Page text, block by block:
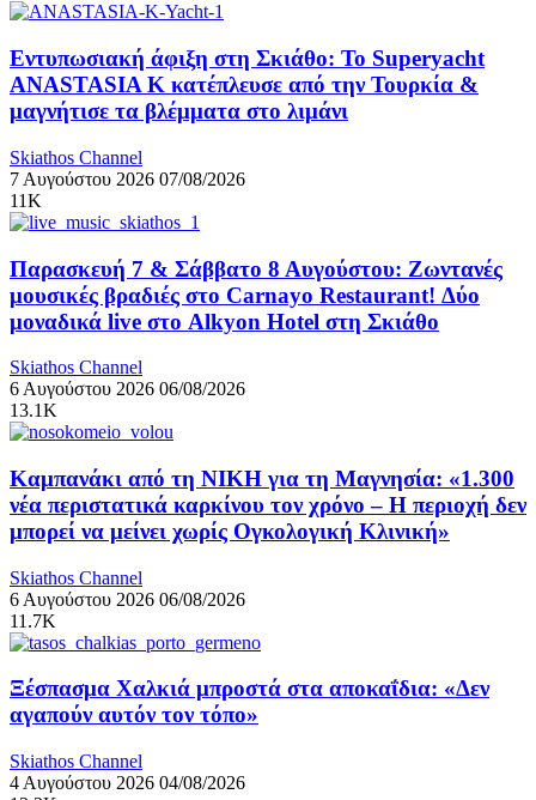
Εντυπωσιακή άφιξη στη Σκιάθο: Το Superyacht
ANASTASIA K κατέπλευσε από την Τουρκία &
μαγνήτισε τα βλέμματα στο λιμάνι
Skiathos Channel
7 Αυγούστου 2026 07/08/2026
11K
Παρασκευή 7 & Σάββατο 8 Αυγούστου: Ζωντανές
μουσικές βραδιές στο Carnayo Restaurant! Δύο
μοναδικά live στο Alkyon Hotel στη Σκιάθο
Skiathos Channel
6 Αυγούστου 2026 06/08/2026
13.1K
Καμπανάκι από τη ΝΙΚΗ για τη Μαγνησία: «1.300
νέα περιστατικά καρκίνου τον χρόνο – Η περιοχή δεν
μπορεί να μείνει χωρίς Ογκολογική Κλινική»
Skiathos Channel
6 Αυγούστου 2026 06/08/2026
11.7K
Ξέσπασμα Χαλκιά μπροστά στα αποκαΐδια: «Δεν
αγαπούν αυτόν τον τόπο»
Skiathos Channel
4 Αυγούστου 2026 04/08/2026